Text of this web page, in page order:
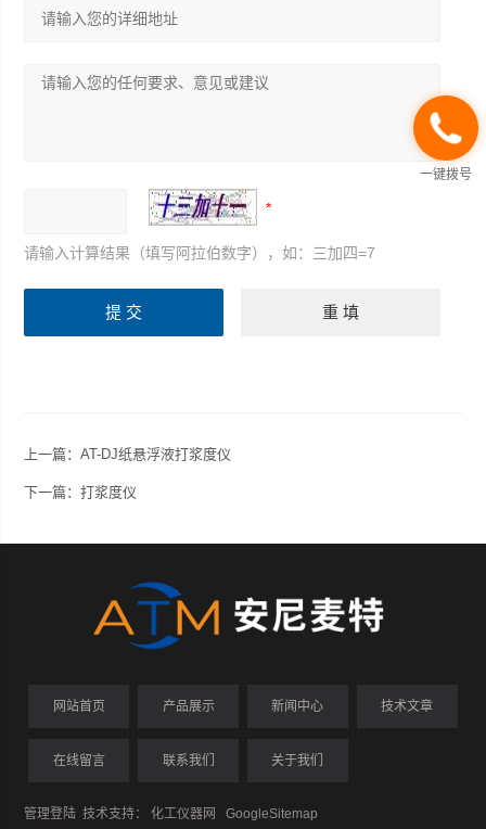
请输入计算结果（填写阿拉伯数字），如：三加四=7
上一篇：AT-DJ纸悬浮液打浆度仪
下一篇：打浆度仪
网站首页 产品展示 新闻中心 技术文章
在线留言 联系我们 关于我们
管理登陆 技术支持：化工仪器网 GoogleSitemap
一键拨号